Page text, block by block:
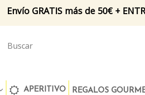
Envío GRATIS más de 50€ +
APERITIVO REGALOS